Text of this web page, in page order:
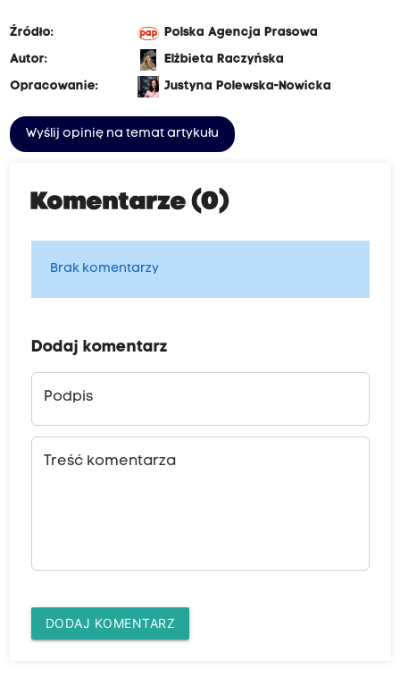
Źródło:
Polska Agencja Prasowa
Autor:
Elżbieta Raczyńska
Opracowanie:
Justyna Polewska-Nowicka
Wyślij opinię na temat artykułu
Komentarze (0)
Brak komentarzy
Dodaj komentarz
Podpis
Treść komentarza
DODAJ KOMENTARZ